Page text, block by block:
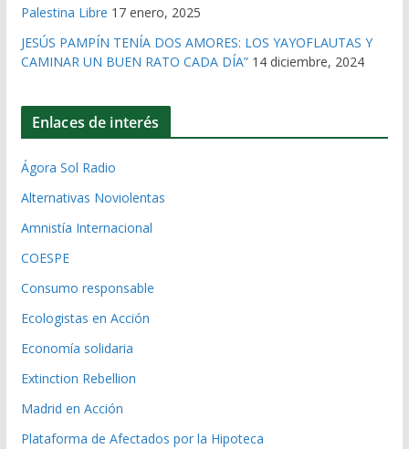
Palestina Libre 17 enero, 2025
JESÚS PAMPÍN TENÍA DOS AMORES: LOS YAYOFLAUTAS Y
CAMINAR UN BUEN RATO CADA DÍA” 14 diciembre, 2024
Enlaces de interés
Ágora Sol Radio
Alternativas Noviolentas
Amnistía Internacional
COESPE
Consumo responsable
Ecologistas en Acción
Economía solidaria
Extinction Rebellion
Madrid en Acción
Plataforma de Afectados por la Hipoteca